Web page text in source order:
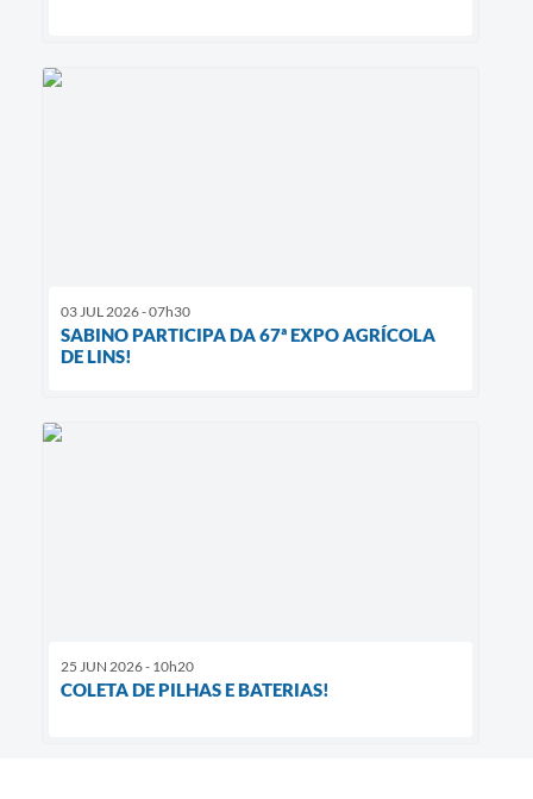
03 JUL 2026 - 07h30
SABINO PARTICIPA DA 67ª EXPO AGRÍCOLA
DE LINS!
25 JUN 2026 - 10h20
COLETA DE PILHAS E BATERIAS!